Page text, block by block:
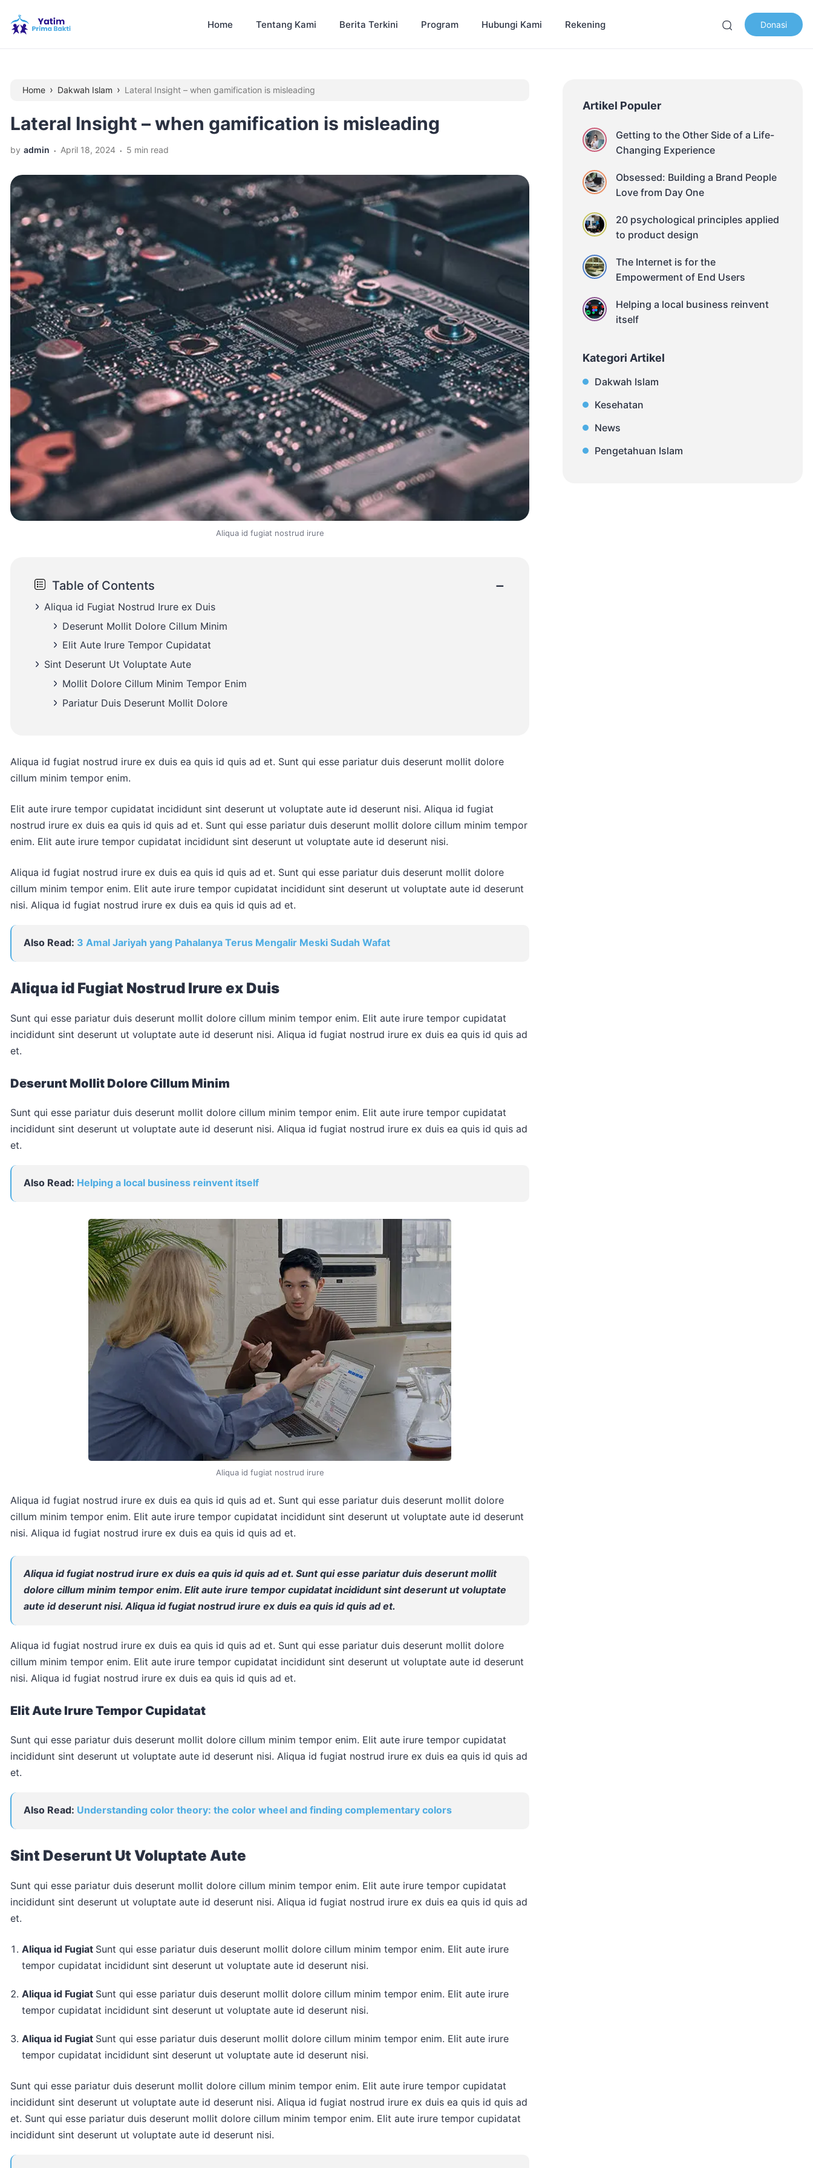
Donasi
Home Tentang Kami Berita Terkini Program Hubungi Kami Rekening
Home › Dakwah Islam › Lateral Insight – when gamification is misleading
Lateral Insight – when gamification is misleading
by admin . April 18, 2024 . 5 min read
Aliqua id fugiat nostrud irure
Table of Contents −
Aliqua id Fugiat Nostrud Irure ex Duis
Deserunt Mollit Dolore Cillum Minim
Elit Aute Irure Tempor Cupidatat
Sint Deserunt Ut Voluptate Aute
Mollit Dolore Cillum Minim Tempor Enim
Pariatur Duis Deserunt Mollit Dolore
Aliqua id fugiat nostrud irure ex duis ea quis id quis ad et. Sunt qui esse pariatur duis deserunt mollit dolore
cillum minim tempor enim.
Elit aute irure tempor cupidatat incididunt sint deserunt ut voluptate aute id deserunt nisi. Aliqua id fugiat
nostrud irure ex duis ea quis id quis ad et. Sunt qui esse pariatur duis deserunt mollit dolore cillum minim tempor
enim. Elit aute irure tempor cupidatat incididunt sint deserunt ut voluptate aute id deserunt nisi.
Aliqua id fugiat nostrud irure ex duis ea quis id quis ad et. Sunt qui esse pariatur duis deserunt mollit dolore
cillum minim tempor enim. Elit aute irure tempor cupidatat incididunt sint deserunt ut voluptate aute id deserunt
nisi. Aliqua id fugiat nostrud irure ex duis ea quis id quis ad et.
Also Read: 3 Amal Jariyah yang Pahalanya Terus Mengalir Meski Sudah Wafat
Aliqua id Fugiat Nostrud Irure ex Duis
Sunt qui esse pariatur duis deserunt mollit dolore cillum minim tempor enim. Elit aute irure tempor cupidatat
incididunt sint deserunt ut voluptate aute id deserunt nisi. Aliqua id fugiat nostrud irure ex duis ea quis id quis ad
et.
Deserunt Mollit Dolore Cillum Minim
Sunt qui esse pariatur duis deserunt mollit dolore cillum minim tempor enim. Elit aute irure tempor cupidatat
incididunt sint deserunt ut voluptate aute id deserunt nisi. Aliqua id fugiat nostrud irure ex duis ea quis id quis ad
et.
Also Read: Helping a local business reinvent itself
Aliqua id fugiat nostrud irure
Aliqua id fugiat nostrud irure ex duis ea quis id quis ad et. Sunt qui esse pariatur duis deserunt mollit dolore
cillum minim tempor enim. Elit aute irure tempor cupidatat incididunt sint deserunt ut voluptate aute id deserunt
nisi. Aliqua id fugiat nostrud irure ex duis ea quis id quis ad et.
Aliqua id fugiat nostrud irure ex duis ea quis id quis ad et. Sunt qui esse pariatur duis deserunt mollit
dolore cillum minim tempor enim. Elit aute irure tempor cupidatat incididunt sint deserunt ut voluptate
aute id deserunt nisi. Aliqua id fugiat nostrud irure ex duis ea quis id quis ad et.
Aliqua id fugiat nostrud irure ex duis ea quis id quis ad et. Sunt qui esse pariatur duis deserunt mollit dolore
cillum minim tempor enim. Elit aute irure tempor cupidatat incididunt sint deserunt ut voluptate aute id deserunt
nisi. Aliqua id fugiat nostrud irure ex duis ea quis id quis ad et.
Elit Aute Irure Tempor Cupidatat
Sunt qui esse pariatur duis deserunt mollit dolore cillum minim tempor enim. Elit aute irure tempor cupidatat
incididunt sint deserunt ut voluptate aute id deserunt nisi. Aliqua id fugiat nostrud irure ex duis ea quis id quis ad
et.
Also Read: Understanding color theory: the color wheel and finding complementary colors
Sint Deserunt Ut Voluptate Aute
Sunt qui esse pariatur duis deserunt mollit dolore cillum minim tempor enim. Elit aute irure tempor cupidatat
incididunt sint deserunt ut voluptate aute id deserunt nisi. Aliqua id fugiat nostrud irure ex duis ea quis id quis ad
et.
Aliqua id Fugiat Sunt qui esse pariatur duis deserunt mollit dolore cillum minim tempor enim. Elit aute irure
tempor cupidatat incididunt sint deserunt ut voluptate aute id deserunt nisi.
Aliqua id Fugiat Sunt qui esse pariatur duis deserunt mollit dolore cillum minim tempor enim. Elit aute irure
tempor cupidatat incididunt sint deserunt ut voluptate aute id deserunt nisi.
Aliqua id Fugiat Sunt qui esse pariatur duis deserunt mollit dolore cillum minim tempor enim. Elit aute irure
tempor cupidatat incididunt sint deserunt ut voluptate aute id deserunt nisi.
Sunt qui esse pariatur duis deserunt mollit dolore cillum minim tempor enim. Elit aute irure tempor cupidatat
incididunt sint deserunt ut voluptate aute id deserunt nisi. Aliqua id fugiat nostrud irure ex duis ea quis id quis ad
et. Sunt qui esse pariatur duis deserunt mollit dolore cillum minim tempor enim. Elit aute irure tempor cupidatat
incididunt sint deserunt ut voluptate aute id deserunt nisi.
Artikel Populer
Getting to the Other Side of a Life-
Changing Experience
Obsessed: Building a Brand People
Love from Day One
20 psychological principles applied
to product design
The Internet is for the
Empowerment of End Users
Helping a local business reinvent
itself
Kategori Artikel
Dakwah Islam
Kesehatan
News
Pengetahuan Islam